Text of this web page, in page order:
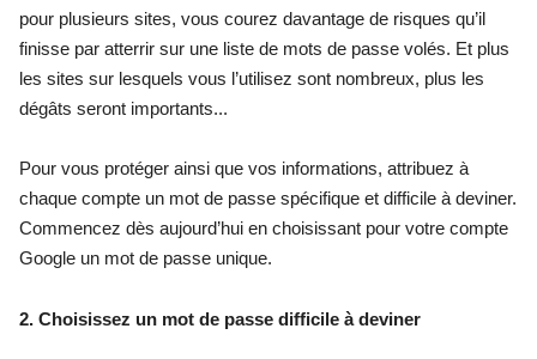
pour plusieurs sites, vous courez davantage de risques qu’il
finisse par atterrir sur une liste de mots de passe volés. Et plus
les sites sur lesquels vous l’utilisez sont nombreux, plus les
dégâts seront importants...
Pour vous protéger ainsi que vos informations, attribuez à
chaque compte un mot de passe spécifique et difficile à deviner.
Commencez dès aujourd’hui en choisissant pour votre compte
Google un mot de passe unique.
2. Choisissez un mot de passe difficile à deviner